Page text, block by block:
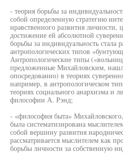
- теория борьбы за
собой определенную стратегию
нравственного развития личности,
достижение ей абсолютной
борьбы за индивидуальность стала
антропологических типов
Антропологические типы
предложенные Михайловским,
опосредованно) в теориях
например, в антропологическом
теориях социального анархизма и
философии А. Рэнд;
- «философия быта»
была систематизирована
собой вершину развития
рассматривается мыслителем как
борьбы личности за собственную